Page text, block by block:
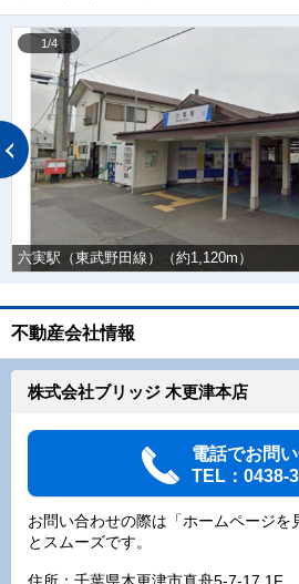
六実駅（東武野田線）（約1,120m）
1/4
不動産会社情報
株式会社ブリッジ 木更津本店
電話でお問
TEL：0438-
お問い合わせの際は「ホームページを
とスムーズです。